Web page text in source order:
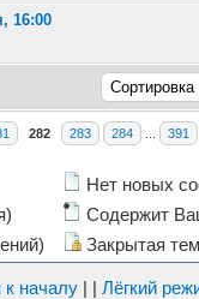
16:00
282 283 284 391
Нет новых
Содержит
Закрытая
к началу | | Лёгкий